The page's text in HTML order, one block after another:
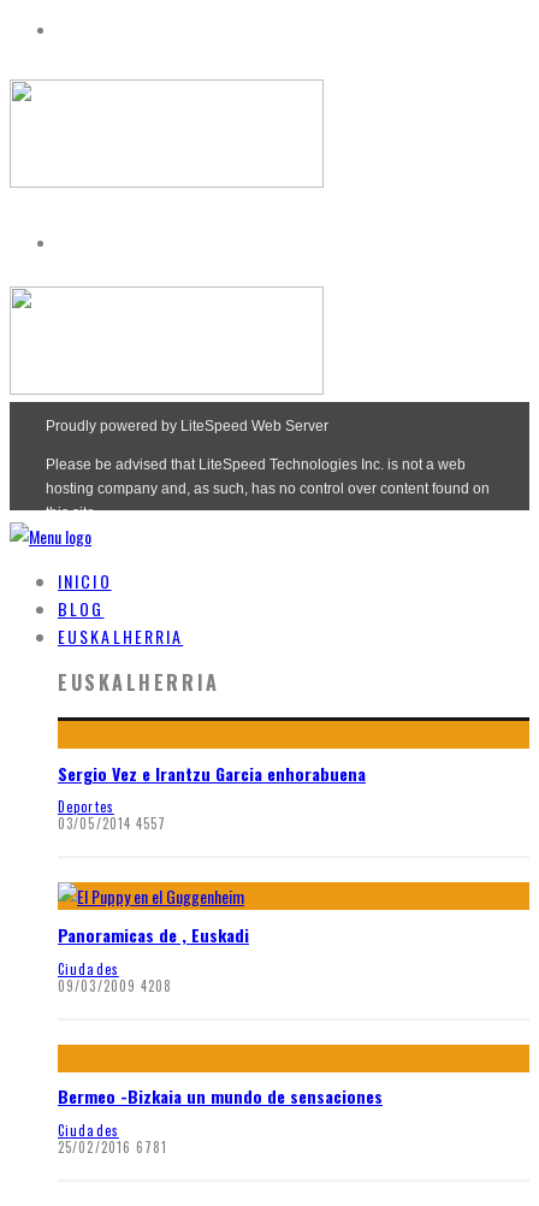
INICIO
BLOG
EUSKALHERRIA
EUSKALHERRIA
Sergio Vez e Irantzu Garcia enhorabuena
Deportes
03/05/2014 4557
Panoramicas de , Euskadi
Ciudades
09/03/2009 4208
Bermeo -Bizkaia un mundo de sensaciones
Ciudades
25/02/2016 6781